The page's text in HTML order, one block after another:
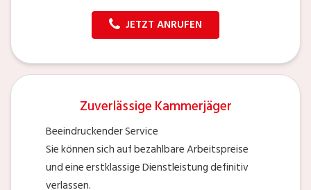
JETZT ANRUFEN
Zuverlässige Kammerjäger
Beeindruckender Service
Sie können sich auf bezahlbare Arbeitspreise
und eine erstklassige Dienstleistung definitiv
verlassen.